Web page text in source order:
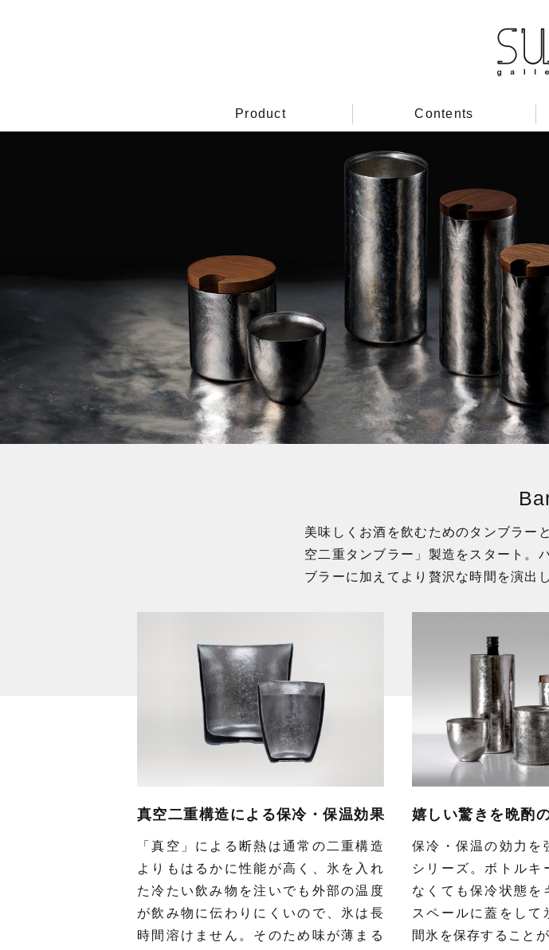
Product Contents
美味しくお酒を飲むためのタンブラー
空二重タンブラー」製造をスタート。
ブラーに加えてより贅沢な時間を演出
真空二重構造による保冷・保温効果
「真空」による断熱は通常の二重構造
よりもはるかに性能が高く、氷を入れ
た冷たい飲み物を注いでも外部の温度
が飲み物に伝わりにくいので、氷は長
時間溶けません。そのため味が薄まる
嬉しい驚きを晩酌
保冷・保温の効力を
シリーズ。ボトルキ
なくても保冷状態を
スペールに蓋をして
間氷を保存すること